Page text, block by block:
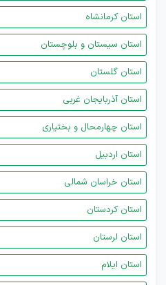
استان کرمانشاه
استان سیستان و بلوچستان
استان گلستان
استان آذربایجان غربی
استان چهارمحال و بختیاری
استان اردبیل
استان خراسان شمالی
استان کردستان
استان لرستان
استان ایلام